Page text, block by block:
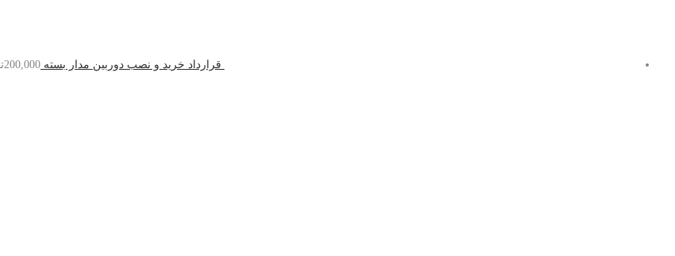
قرارداد خرید و نصب دوربین مدار بسته 200,000